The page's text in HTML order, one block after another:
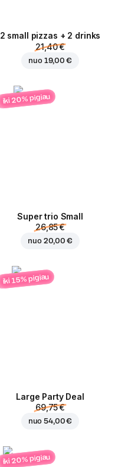
2 small pizzas + 2 drinks
21,40 €
nuo 19,00 €
iki 20% pigiau
Super trio Small
26,85 €
nuo 20,00 €
iki 15% pigiau
Large Party Deal
69,75 €
nuo54,00 €
iki 20% pigiau